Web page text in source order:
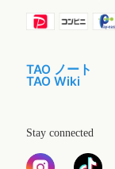
TAO ノート
TAO Wiki
Stay connected